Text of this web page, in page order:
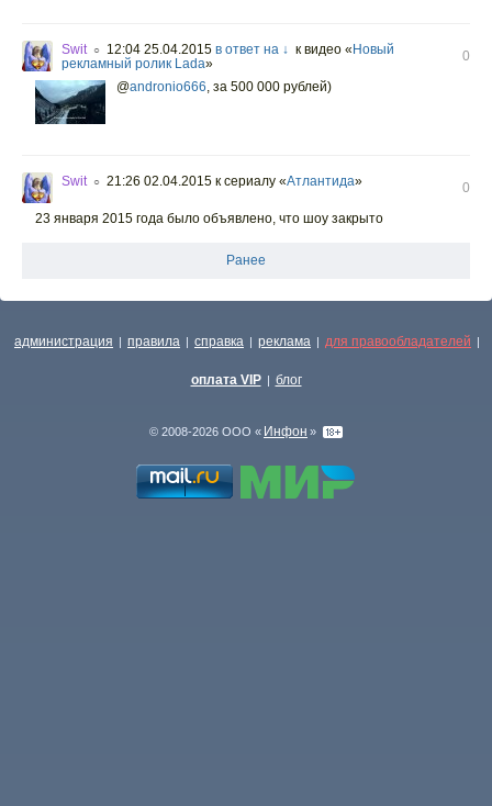
Swit ○ 12:04 25.04.2015 в ответ на ↓ к видео « Новый
рекламный ролик Lada»
0
@andronio666, за 500 000 рублей)
Swit ○ 21:26 02.04.2015 к сериалу «Атлантида»
0
23 января 2015 года было объявлено, что шоу закрыто
Ранее
администрация | правила | справка | реклама | для правообладателей |
оплата VIP | блог
© 2008-2026 ООО « Инфон »